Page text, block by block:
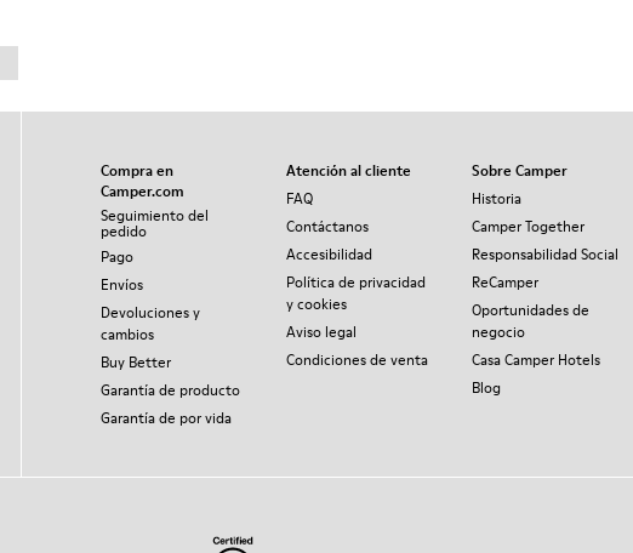
Compra en
Camper.com
Seguimiento del
pedido
Pago
Envíos
Devoluciones y
cambios
Buy Better
Garantía de producto
Garantía de por vida
Atención al cliente
FAQ
Contáctanos
Accesibilidad
Política de privacidad
y cookies
Aviso legal
Condiciones de venta
Sobre Camper
Historia
Camper Together
Responsabilidad Social
ReCamper
Oportunidades de
negocio
Casa Camper Hotels
Blog